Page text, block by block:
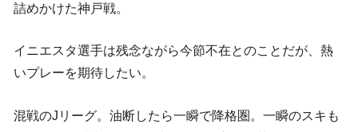
詰めかけた神戸戦。
イニエスタ選手は残念ながら今節不在とのことだが、熱
いプレーを期待したい。
混戦のJリーグ。油断したら一瞬で降格圏。一瞬のスキも